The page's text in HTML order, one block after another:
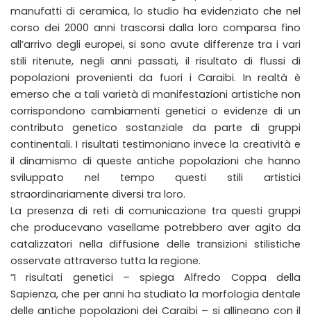
manufatti di ceramica, lo studio ha evidenziato che nel
corso dei 2000 anni trascorsi dalla loro comparsa fino
all’arrivo degli europei, si sono avute differenze tra i vari
stili ritenute, negli anni passati, il risultato di flussi di
popolazioni provenienti da fuori i Caraibi. In realtà è
emerso che a tali varietà di manifestazioni artistiche non
corrispondono cambiamenti genetici o evidenze di un
contributo genetico sostanziale da parte di gruppi
continentali. I risultati testimoniano invece la creatività e
il dinamismo di queste antiche popolazioni che hanno
sviluppato nel tempo questi stili artistici
straordinariamente diversi tra loro.
La presenza di reti di comunicazione tra questi gruppi
che producevano vasellame potrebbero aver agito da
catalizzatori nella diffusione delle transizioni stilistiche
osservate attraverso tutta la regione.
“I risultati genetici – spiega Alfredo Coppa della
Sapienza, che per anni ha studiato la morfologia dentale
delle antiche popolazioni dei Caraibi – si allineano con il